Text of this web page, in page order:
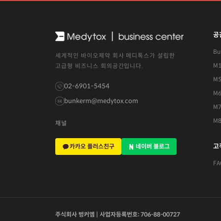
세계적인 바이오제약 회사 메디톡스가 설립한
고급형 비즈니스 회의공간입니다.
02-6901-5454
bunkerm@medytox.com
채널
카카오 플러스친구 네이버 블로그
공
M5
M6
M7
M8
고
주식회사 벙커엠 | 사업자등록번호: 706-88-00727